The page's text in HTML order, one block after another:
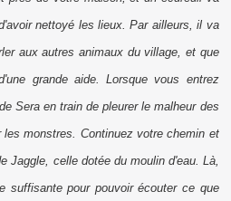
nettoyé les lieux. Par ailleurs, il va
aux autres animaux du village, et que
grande aide. Lorsque vous entrez
Sera en train de pleurer le malheur des
monstres. Continuez votre chemin et
Jaggle, celle dotée du moulin d'eau. Là,
suffisante pour pouvoir écouter ce que